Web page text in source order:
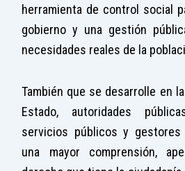
herramienta de control social
gobierno y una gestión
necesidades reales de la
También que se desarrolle en
Estado, autoridades
servicios públicos y
una mayor comprensión,